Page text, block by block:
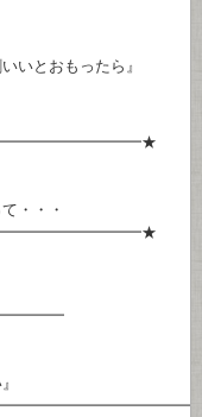
とおもったら』
・・・